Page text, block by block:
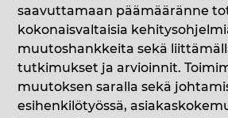
saavuttamaan päämääränne
kokonaisvaltaisia
muutoshankkeita sekä
tutkimukset ja arvioinnit.
muutoksen saralla sekä
esihenkilötyössä,